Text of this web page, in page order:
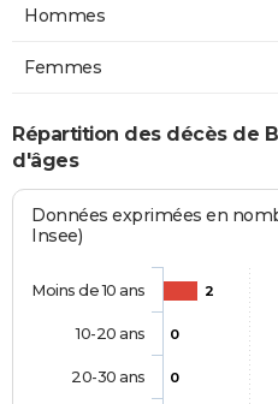
Hommes
Femmes
Répartition des décès de
d'âges
Données exprimées en
Insee)
2
0
0
Moins de 10 ans
10-20 ans
20-30 ans